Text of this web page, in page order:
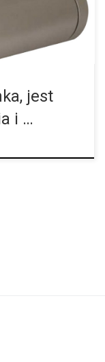
jest
i …